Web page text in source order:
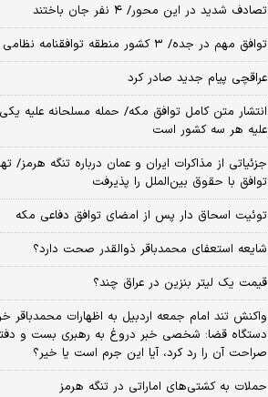
تصادف شدید در این محور/ ۴ نفر جان باختند
توافق مهم در جده/ ۳ کشور منطقه توافقنامه نظامی امضا می‌کنند
عراقچی پیام جدید صادر کرد
انتشار متن کامل توافق مکه/ حمله مسلحانه علیه
علیه هر سه کشور است
جزئیاتی از مذاکرات ایران و عمان درباره تنگه هرمز/
توافق با حقوق بین‌الملل را پذیرفت
توئیت اسحاق دار پس از امضای توافق دفاعی مکه
شایعه استعفای محمدباقر ذوالقدر صحت دارد؟
قیمت یک لیتر بنزین در عراق چند؟
واکنش تند امام جمعه اردبیل به اظهارات محمدباقر
دستگاه قضا: شخصی خبر دروغ به رهبری بست و
صراحت آن را رد کرد، آیا این جرم است یا خیر؟
حملات به کشتی‌های اماراتی در تنگه هرمز